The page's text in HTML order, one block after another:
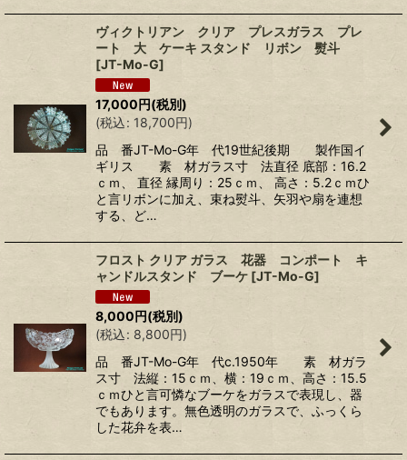
ヴィクトリアン クリア プレスガラス プレ
ート 大 ケーキ スタンド リボン 熨斗
[JT-Mo-G]
17,000円(税別)
(税込: 18,700円)
品 番JT-Mo-G年 代19世紀後期 製作国イ
ギリス 素 材ガラス寸 法直径 底部：16.2
ｃｍ、 直径 縁周り：25ｃｍ、 高さ：5.2ｃｍひ
と言リボンに加え、束ね熨斗、矢羽や扇を連想
する、ど…
フロスト クリア ガラス 花器 コンポート キ
ャンドルスタンド ブーケ [JT-Mo-G]
8,000円(税別)
(税込: 8,800円)
品 番JT-Mo-G年 代c.1950年 素 材ガラ
ス寸 法縦：15ｃｍ、横：19ｃｍ、高さ：15.5
ｃｍひと言可憐なブーケをガラスで表現し、器
でもあります。無色透明のガラスで、ふっくら
した花弁を表…